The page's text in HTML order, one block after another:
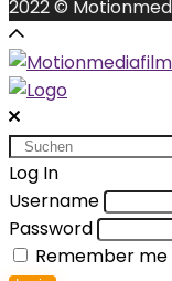
2022 ©
Search
for:
Log In
Username
Password
Remember me